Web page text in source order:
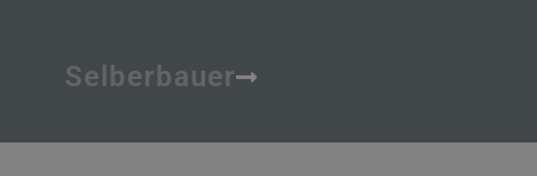
Selberbauer